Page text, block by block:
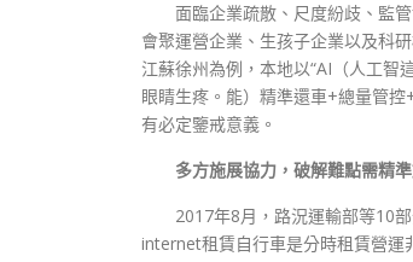
面臨企業疏散、尺度紛歧、監
會聚運營企業、生孩子企業以及科
江蘇徐州為例，本地以“AI（人工智
眼睛生疼。能）精準還車+總量管
有必定鑒戒意義。
多方施展協力，破解難點需精
2017年8月，路況運輸部等10
internet租賃自行車是分時租賃營運